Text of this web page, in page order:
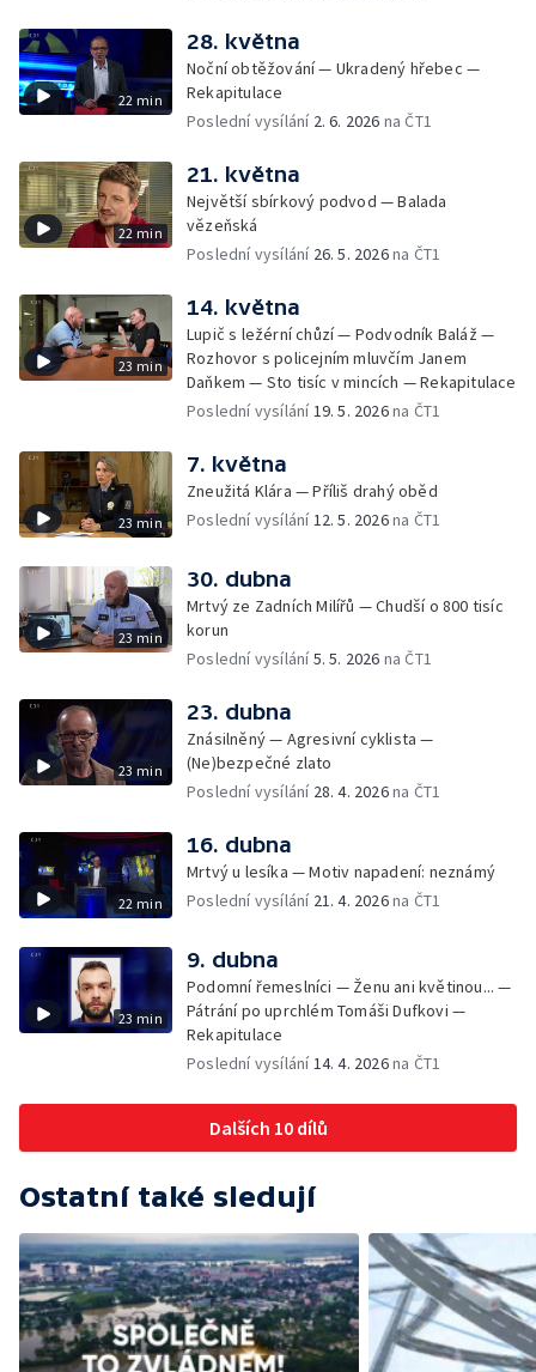
22 min
28. května
Noční obtěžování — Ukradený hřebec —
Rekapitulace
Poslední vysílání 2. 6. 2026 na ČT1
22 min
21. května
Největší sbírkový podvod — Balada
vězeňská
Poslední vysílání 26. 5. 2026na ČT1
23 min
14. května
Lupič s ležérní chůzí — Podvodník Baláž —
Rozhovor s policejním mluvčím Janem
Daňkem — Sto tisíc v mincích — Rekapitulace
Poslední vysílání19. 5. 2026na ČT1
23 min
7. května
Zneužitá Klára — Příliš drahý oběd
Poslední vysílání12. 5. 2026na ČT1
23 min
30. dubna
Mrtvý ze Zadních Milířů — Chudší o 800 tisíc
korun
Poslední vysílání5. 5. 2026 na ČT1
23 min
23. dubna
Znásilněný — Agresivní cyklista —
(Ne)bezpečné zlato
Poslední vysílání 28. 4. 2026na ČT1
22 min
16. dubna
Mrtvý u lesíka — Motiv napadení: neznámý
Poslední vysílání 21. 4. 2026na ČT1
23 min
9. dubna
Podomní řemeslníci — Ženu ani květinou... —
Pátrání po uprchlém Tomáši Dufkovi —
Rekapitulace
Poslední vysílání14. 4. 2026na ČT1
Dalších 10 dílů
Ostatní také sledují